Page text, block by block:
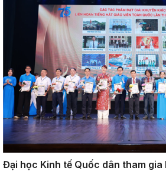
Đại học Kinh tế Quốc dân tham